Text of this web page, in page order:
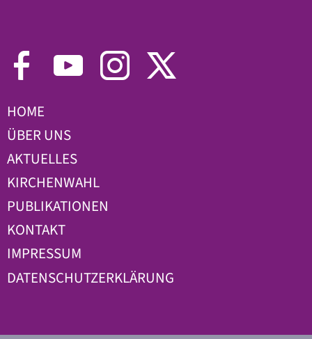
HOME
ÜBER UNS
AKTUELLES
KIRCHENWAHL
PUBLIKATIONEN
KONTAKT
IMPRESSUM
DATENSCHUTZERKLÄRUNG